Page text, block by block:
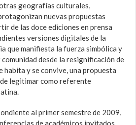
geografías culturales,
nuevas propuestas
de las doce ediciones en prensa
versiones digitales de la
que manifiesta la fuerza simbólica y
desde la resignificación de
y se convive, una propuesta
legitimar como referente
al primer semestre de 2009,